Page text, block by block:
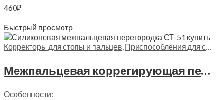
460₽
Быстрый просмотр
Корректоры для стопы и пальцев, Приспособления для стопы
Межпальцевая коррегирующая перегородка увеличенного размера Trives, СТ-51
Особенности: